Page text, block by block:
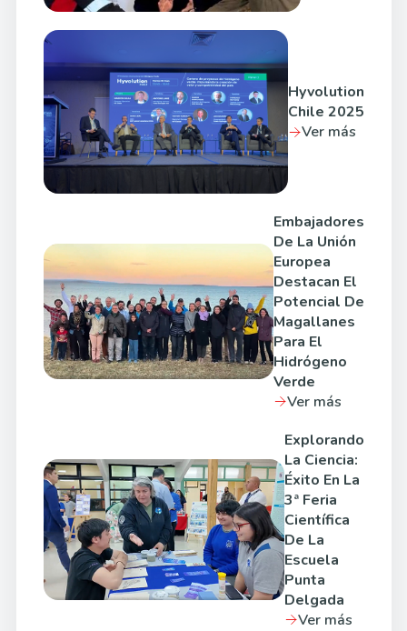
Hyvolution
Chile 2025
Ver más
Embajadores
De La Unión
Europea
Destacan El
Potencial De
Magallanes
Para El
Hidrógeno
Verde
Ver más
Explorando
La Ciencia:
Éxito En La
3ª Feria
Científica
De La
Escuela
Punta
Delgada
Ver más